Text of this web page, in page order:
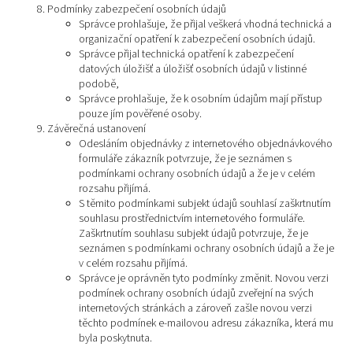
Podmínky zabezpečení osobních údajů
Správce prohlašuje, že přijal veškerá vhodná technická a
organizační opatření k zabezpečení osobních údajů.
Správce přijal technická opatření k zabezpečení
datových úložišť a úložišť osobních údajů v listinné
podobě,
Správce prohlašuje, že k osobním údajům mají přístup
pouze jím pověřené osoby.
Závěrečná ustanovení
Odesláním objednávky z internetového objednávkového
formuláře zákazník potvrzuje, že je seznámen s
podmínkami ochrany osobních údajů a že je v celém
rozsahu přijímá.
S těmito podmínkami subjekt údajů souhlasí zaškrtnutím
souhlasu prostřednictvím internetového formuláře.
Zaškrtnutím souhlasu subjekt údajů potvrzuje, že je
seznámen s podmínkami ochrany osobních údajů a že je
v celém rozsahu přijímá.
Správce je oprávněn tyto podmínky změnit. Novou verzi
podmínek ochrany osobních údajů zveřejní na svých
internetových stránkách a zároveň zašle novou verzi
těchto podmínek e-mailovou adresu zákazníka, která mu
byla poskytnuta.